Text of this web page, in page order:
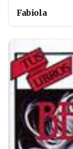
Fabiola